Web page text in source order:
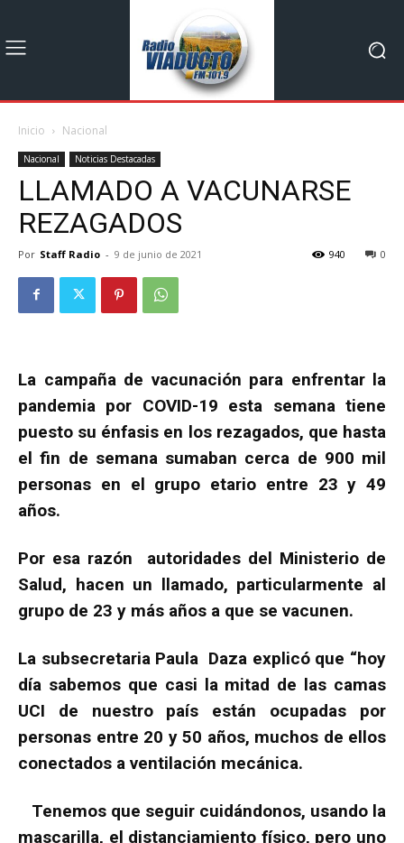
Inicio Nacional
Nacional Noticias Destacadas
LLAMADO A VACUNARSE
REZAGADOS
Por Staff Radio - 9 de junio de 2021 0
940
La campaña de vacunación para enfrentar la
pandemia por COVID-19 esta semana tiene
puesto su énfasis en los rezagados, que hasta
el fin de semana sumaban cerca de 900 mil
personas en el grupo etario entre 23 y 49
años.
Por esa razón autoridades del Ministerio de
Salud, hacen un llamado, particularmente al
grupo de 23 y más años a que se vacunen.
La subsecretaria Paula Daza explicó que “hoy
día sabemos que casi la mitad de las camas
UCI de nuestro país están ocupadas por
personas entre 20 y 50 años, muchos de ellos
conectados a ventilación mecánica.
Tenemos que seguir cuidándonos, usando la
mascarilla, el distanciamiento físico, pero uno